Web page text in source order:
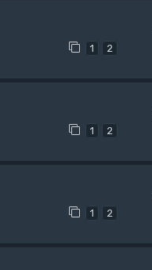
1 2
1 2
1 2